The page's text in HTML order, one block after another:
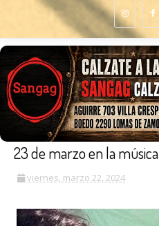
23 de marzo en la música
viernes, marzo 22, 2024